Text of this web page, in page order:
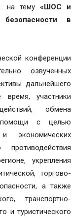
на тему «ШОС и
безопасности в
конференции
озвученных
дальнейшего
участники
обмена
помощи с целью
экономических
противодействия
укрепления
торгово-
а также
транспортно-
и туристического